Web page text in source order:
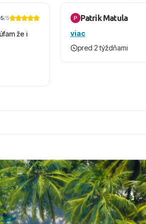
5/5
že i
Patrik Matula
viac
pred 2 týždňami